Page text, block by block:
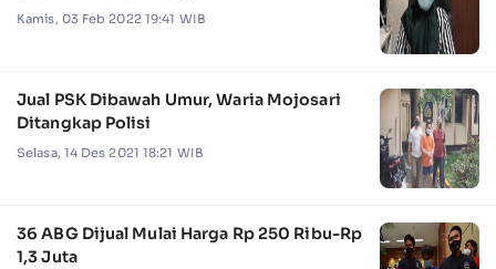
Kamis, 03 Feb 2022 19:41 WIB
Jual PSK Dibawah Umur, Waria Mojosari
Ditangkap Polisi
Selasa, 14 Des 2021 18:21 WIB
36 ABG Dijual Mulai Harga Rp 250 Ribu-Rp
1,3 Juta